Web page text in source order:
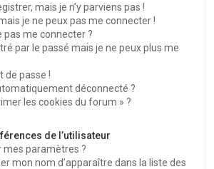
mais je n’y parviens pas !
je ne peux pas me connecter !
pas me connecter ?
par le passé mais je ne peux plus me
de passe !
déconnecté ?
les cookies du forum » ?
de l’utilisateur
paramètres ?
mon nom d’apparaître dans la liste des